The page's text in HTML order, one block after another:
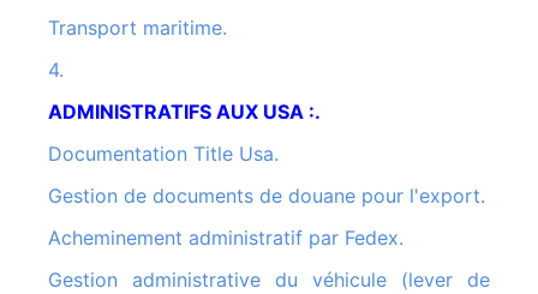
Transport maritime.
4.
ADMINISTRATIFS AUX USA :.
Documentation Title Usa.
Gestion de documents de douane pour l'export.
Acheminement administratif par Fedex.
Gestion administrative du véhicule (lever de